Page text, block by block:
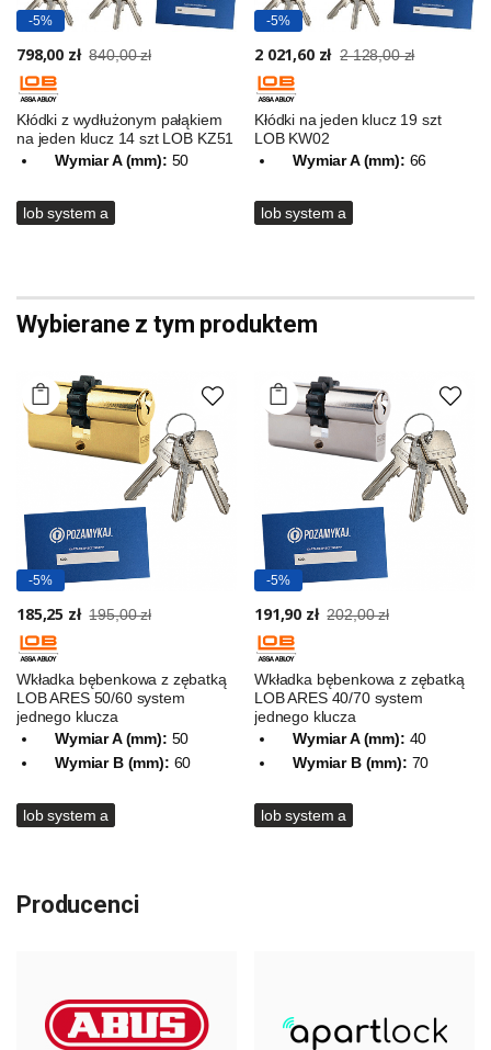
-5%
798,00 zł 840,00 zł
Kłódki z wydłużonym pałąkiem
na jeden klucz 14 szt LOB KZ51
Wymiar A (mm): 50
lob system a
-5%
2 021,60 zł 2 128,00 zł
Kłódki na jeden klucz 19 szt
LOB KW02
Wymiar A (mm): 66
lob system a
Wybierane z tym produktem
-5%
185,25 zł 195,00 zł
Wkładka bębenkowa z zębatką
LOB ARES 50/60 system
jednego klucza
Wymiar A (mm): 50
Wymiar B (mm): 60
lob system a
-5%
191,90 zł 202,00 zł
Wkładka bębenkowa z zębatką
LOB ARES 40/70 system
jednego klucza
Wymiar A (mm): 40
Wymiar B (mm): 70
lob system a
Producenci